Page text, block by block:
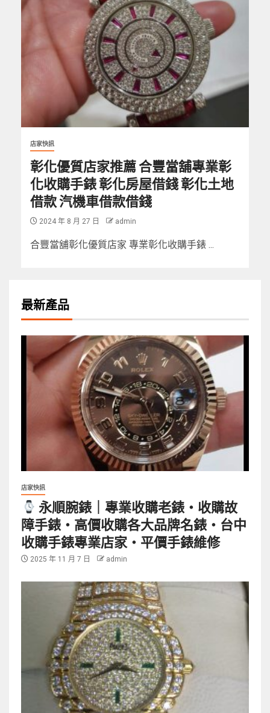
店家快訊
彰化優質店家推薦 合豐當舖專業彰
化收購手錶 彰化房屋借錢 彰化土地
借款 汽機車借款借錢
2024 年 8 月 27 日 admin
合豐當舖彰化優質店家 專業彰化收購手錶 ...
最新產品
店家快訊
永順腕錶｜專業收購老錶・收購故
障手錶・高價收購各大品牌名錶・台中
收購手錶專業店家・平價手錶維修
2025 年 11 月 7 日 admin